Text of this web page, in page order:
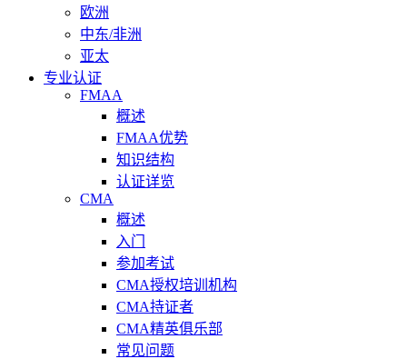
欧洲
中东/非洲
亚太
专业认证
FMAA
概述
FMAA优势
知识结构
认证详览
CMA
概述
入门
参加考试
CMA授权培训机构
CMA持证者
CMA精英俱乐部
常见问题